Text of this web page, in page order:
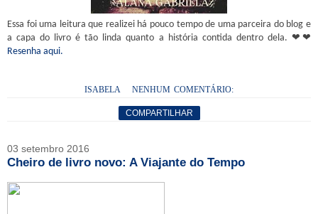
Essa foi uma leitura que realizei há pouco tempo de uma parceira do blog e
a capa do livro é tão linda quanto a história contida dentro dela. ❤❤
Resenha aqui.
ISABELA NENHUM COMENTÁRIO:
COMPARTILHAR
03 setembro 2016
Cheiro de livro novo: A Viajante do Tempo